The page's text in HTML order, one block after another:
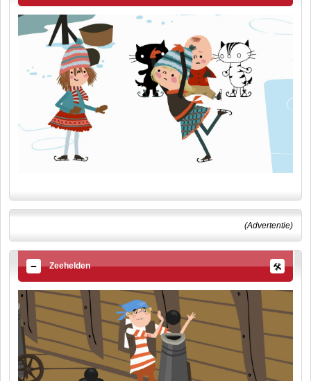
(Advertentie)
Zeehelden